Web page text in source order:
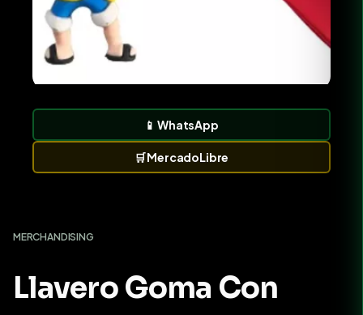
📱WhatsApp
🛒MercadoLibre
MERCHANDISING
Llavero Goma Con